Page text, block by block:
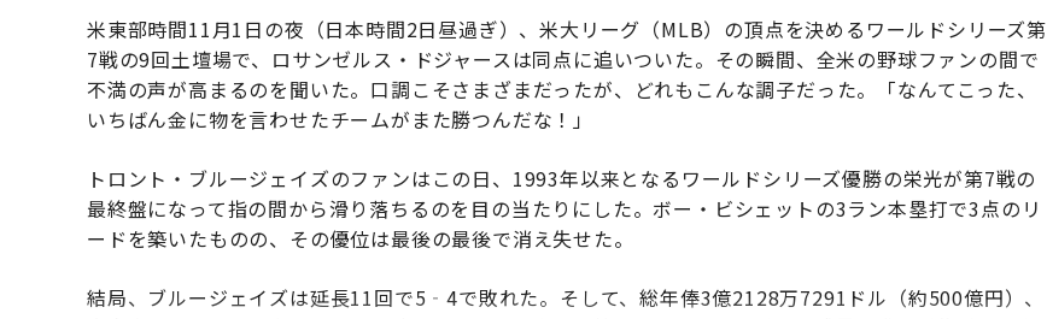
米東部時間11月1日の夜（日本時間2日昼過ぎ）、米大リーグ（MLB）の頂点を決めるワールドシリーズ第
7戦の9回土壇場で、ロサンゼルス・ドジャースは同点に追いついた。その瞬間、全米の野球ファンの間で
不満の声が高まるのを聞いた。口調こそさまざまだったが、どれもこんな調子だった。「なんてこった、
いちばん金に物を言わせたチームがまた勝つんだな！」
トロント・ブルージェイズのファンはこの日、1993年以来となるワールドシリーズ優勝の栄光が第7戦の
最終盤になって指の間から滑り落ちるのを目の当たりにした。ボー・ビシェットの3ラン本塁打で3点のリ
ードを築いたものの、その優位は最後の最後で消え失せた。
結局、ブルージェイズは延長11回で5‐4で敗れた。そして、総年俸3億2128万7291ドル（約500億円）、